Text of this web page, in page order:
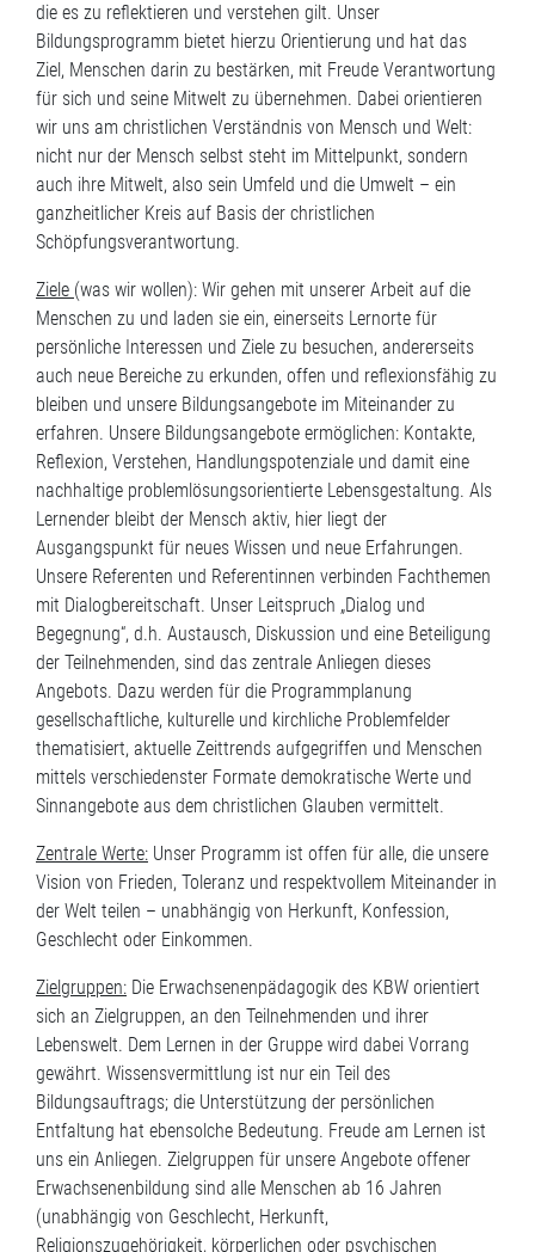
die es zu reflektieren und verstehen gilt. Unser
Bildungsprogramm bietet hierzu Orientierung und hat das
Ziel, Menschen darin zu bestärken, mit Freude Verantwortung
für sich und seine Mitwelt zu übernehmen. Dabei orientieren
wir uns am christlichen Verständnis von Mensch und Welt:
nicht nur der Mensch selbst steht im Mittelpunkt, sondern
auch ihre Mitwelt, also sein Umfeld und die Umwelt – ein
ganzheitlicher Kreis auf Basis der christlichen
Schöpfungsverantwortung.
Ziele (was wir wollen): Wir gehen mit unserer Arbeit auf die
Menschen zu und laden sie ein, einerseits Lernorte für
persönliche Interessen und Ziele zu besuchen, andererseits
auch neue Bereiche zu erkunden, offen und reflexionsfähig zu
bleiben und unsere Bildungsangebote im Miteinander zu
erfahren. Unsere Bildungsangebote ermöglichen: Kontakte,
Reflexion, Verstehen, Handlungspotenziale und damit eine
nachhaltige problemlösungsorientierte Lebensgestaltung. Als
Lernender bleibt der Mensch aktiv, hier liegt der
Ausgangspunkt für neues Wissen und neue Erfahrungen.
Unsere Referenten und Referentinnen verbinden Fachthemen
mit Dialogbereitschaft. Unser Leitspruch „Dialog und
Begegnung“, d.h. Austausch, Diskussion und eine Beteiligung
der Teilnehmenden, sind das zentrale Anliegen dieses
Angebots. Dazu werden für die Programmplanung
gesellschaftliche, kulturelle und kirchliche Problemfelder
thematisiert, aktuelle Zeittrends aufgegriffen und Menschen
mittels verschiedenster Formate demokratische Werte und
Sinnangebote aus dem christlichen Glauben vermittelt.
Zentrale Werte: Unser Programm ist offen für alle, die unsere
Vision von Frieden, Toleranz und respektvollem Miteinander in
der Welt teilen – unabhängig von Herkunft, Konfession,
Geschlecht oder Einkommen.
Zielgruppen: Die Erwachsenenpädagogik des KBW orientiert
sich an Zielgruppen, an den Teilnehmenden und ihrer
Lebenswelt. Dem Lernen in der Gruppe wird dabei Vorrang
gewährt. Wissensvermittlung ist nur ein Teil des
Bildungsauftrags; die Unterstützung der persönlichen
Entfaltung hat ebensolche Bedeutung. Freude am Lernen ist
uns ein Anliegen. Zielgruppen für unsere Angebote offener
Erwachsenenbildung sind alle Menschen ab 16 Jahren
(unabhängig von Geschlecht, Herkunft,
Religionszugehörigkeit, körperlichen oder psychischen